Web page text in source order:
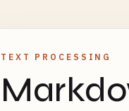
TEXT PROCESSING